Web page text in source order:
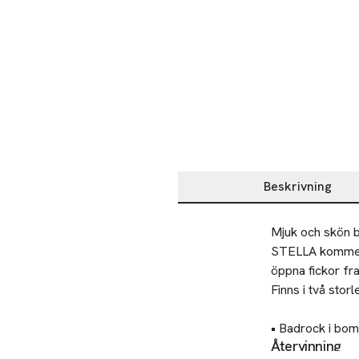
Beskrivning
Beskrivning
Mjuk och skön
STELLA
öppna fickor
Finns i två
• Badrock i
• Finns i flera
Återvinning